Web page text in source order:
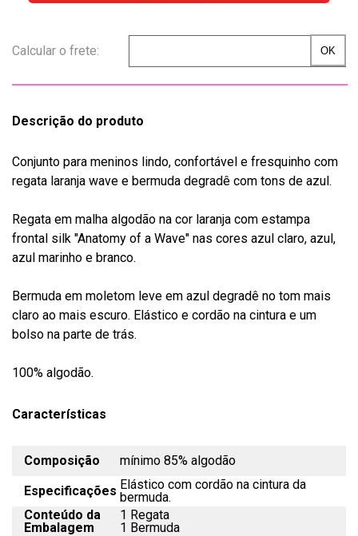
Descrição do produto
Conjunto para meninos lindo, confortável e fresquinho com
regata laranja wave e bermuda degradê com tons de azul.
Regata em malha algodão na cor laranja com estampa
frontal silk "Anatomy of a Wave" nas cores azul claro, azul,
azul marinho e branco.
Bermuda em moletom leve em azul degradê no tom mais
claro ao mais escuro. Elástico e cordão na cintura e um
bolso na parte de trás.
100% algodão.
Características
Composição
mínimo 85% algodão
Especificações Elástico com cordão na cintura da
bermuda.
Conteúdo da
Embalagem
1 Regata
1 Bermuda